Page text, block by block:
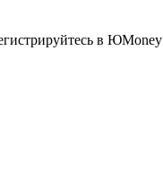
в ЮMoney